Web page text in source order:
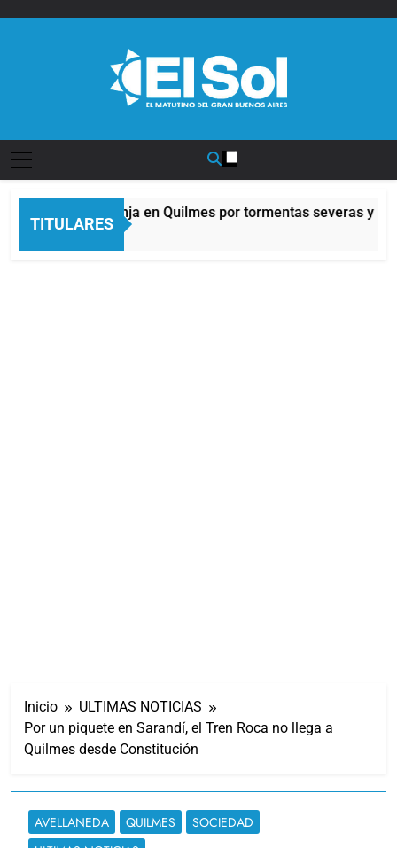
TITULARES
Alerta naranja en Quilmes por tormentas severas y
8 Horas Atrás
Inicio
ULTIMAS NOTICIAS
Por un piquete en Sarandí, el Tren Roca no llega a
Quilmes desde Constitución
AVELLANEDA QUILMES
SOCIEDAD